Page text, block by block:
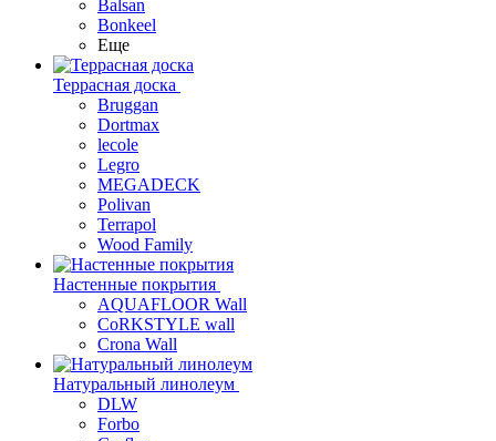
Balsan
Bonkeel
Еще
Террасная доска
Bruggan
Dortmax
lecole
Legro
MEGADECK
Polivan
Terrapol
Wood Family
Настенные покрытия
AQUAFLOOR Wall
CoRKSTYLE wall
Crona Wall
Натуральный линолеум
DLW
Forbo